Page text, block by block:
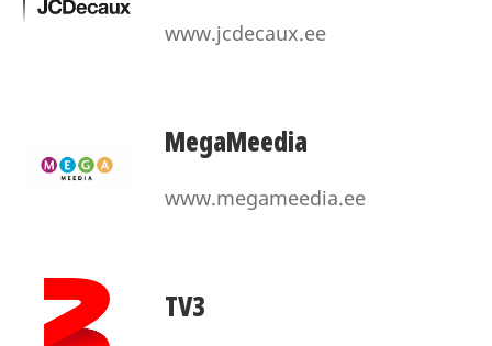
www.jcdecaux.ee
MegaMeedia
www.megameedia.ee
TV3